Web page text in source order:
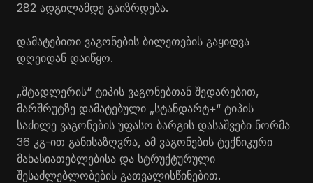
282 ადგილამდე გაიზრდება.
დამატებითი ვაგონების ბილეთების გაყიდვა
დღეიდან დაიწყო.
„შტადლერის“ ტიპის ვაგონებთან შედარებით,
მარშრუტზე დამატებული „სტანდარტ+“ ტიპის
საძილე ვაგონების უფასო ბარგის დასაშვები ნორმა
36 კგ-ით განისაზღვრა, ამ ვაგონების ტექნიკური
მახასიათებლებისა და სტრუქტურული
შესაძლებლობების გათვალისწინებით.